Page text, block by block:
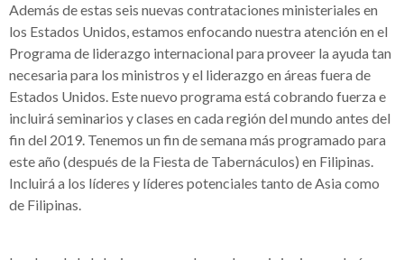
Además de estas seis nuevas contrataciones ministeriales en
los Estados Unidos, estamos enfocando nuestra atención en el
Programa de liderazgo internacional para proveer la ayuda tan
necesaria para los ministros y el liderazgo en áreas fuera de
Estados Unidos. Este nuevo programa está cobrando fuerza e
incluirá seminarios y clases en cada región del mundo antes del
fin del 2019. Tenemos un fin de semana más programado para
este año (después de la Fiesta de Tabernáculos) en Filipinas.
Incluirá a los líderes y líderes potenciales tanto de Asia como
de Filipinas.